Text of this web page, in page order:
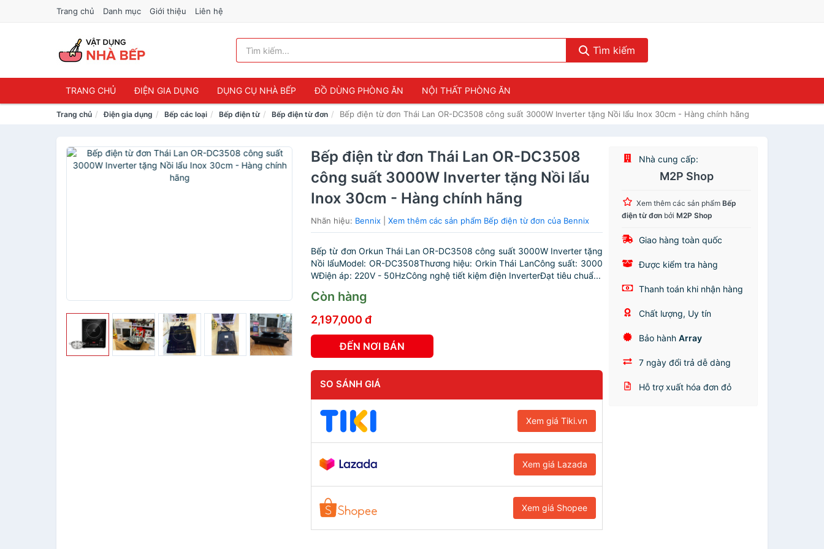
Trang chủ Danh mục Giới thiệu Liên hệ
Tìm kiếm
TRANG CHỦ ĐIỆN GIA DỤNG DỤNG CỤ NHÀ BẾP ĐỒ DÙNG PHÒNG ĂN NỘI THẤT PHÒNG ĂN
Trang chủ Điện gia dụng Bếp các loại Bếp điện từ Bếp điện từ đơn Bếp điện từ đơn Thái Lan OR-DC3508 công suất 3000W Inverter tặng Nồi lẩu Inox 30cm - Hàng chính hãng
Bếp điện từ đơn Thái Lan OR-DC3508
công suất 3000W Inverter tặng Nồi lẩu
Inox 30cm - Hàng chính hãng
Nhãn hiệu: Bennix |Xem thêm các sản phẩm Bếp điện từ đơn của Bennix
Bếp từ đơn Orkun Thái Lan OR-DC3508 công suất 3000W Inverter tặng
Nồi lẩuModel: OR-DC3508Thương hiệu: Orkin Thái LanCông suất: 3000
WĐiện áp: 220V - 50HzCông nghệ tiết kiệm điện InverterĐạt tiêu chuẩ...
Còn hàng
2,197,000 đ
ĐẾN NƠI BÁN
SO SÁNH GIÁ
Xem giá Tiki.vn
Xem giá Lazada
Xem giá Shopee
Nhà cung cấp:
M2P Shop
Xem thêm các sản phẩmBếp
điện từ đơn bởiM2P Shop
Giao hàng toàn quốc
Được kiểm tra hàng
Thanh toán khi nhận hàng
Chất lượng, Uy tín
Bảo hànhArray
7 ngày đổi trả dễ dàng
Hỗ trợ xuất hóa đơn đỏ